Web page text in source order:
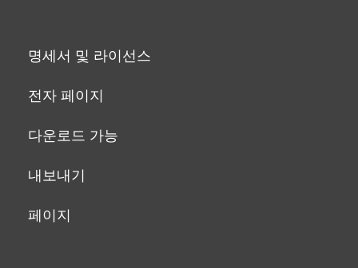
명세서 및 라이선스
전자 페이지
다운로드 가능
내보내기
페이지